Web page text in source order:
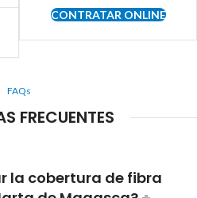
CONTRATAR ONLINE
FAQs
FRECUENTES
la cobertura de fibra